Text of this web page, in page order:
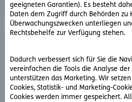
geeigneten Garantien). Es besteht
Daten dem Zugriff durch Behörden zu
Überwachungszwecken unterliegen
Rechtsbehelfe zur Verfügung stehen.
Dadurch verbessert sich für Sie die
vereinfachen die Tools die Analyse
unterstützen das Marketing. Wir
Cookies, Statistik- und Marketing-
Cookies werden immer gespeichert.
D.A.S.